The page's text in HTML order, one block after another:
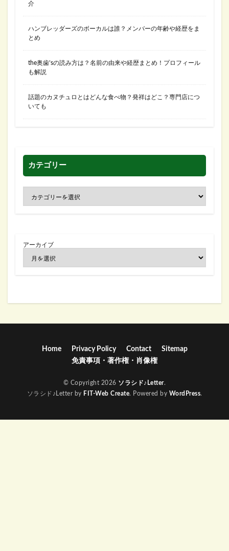
介
ハンブレッダーズのボーカルは誰？メンバーの年齢や経歴をま
とめ
the奥歯’sの読み方は？名前の由来や経歴まとめ！プロフィール
も解説
話題のカヌチュロとはどんな食べ物？発祥はどこ？専門店につ
いても
カテゴリー
アーカイブ
Home Privacy Policy Contact
Sitemap
免責事項・著作権・肖像権
© Copyright 2026 ソラシド♪Letter.
ソラシド♪Letter by FIT-Web Create. Powered by WordPress.